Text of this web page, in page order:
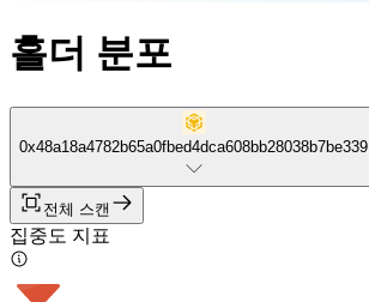
홀더 분포
0x48a18a4782b65a0fbed4dca608bb28038b7be339
전체 스캔
집중도 지표